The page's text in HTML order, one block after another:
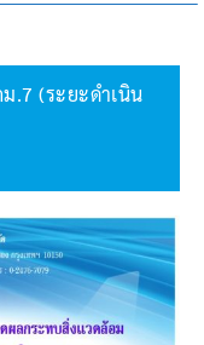
.7 (ระยะดำเนิน